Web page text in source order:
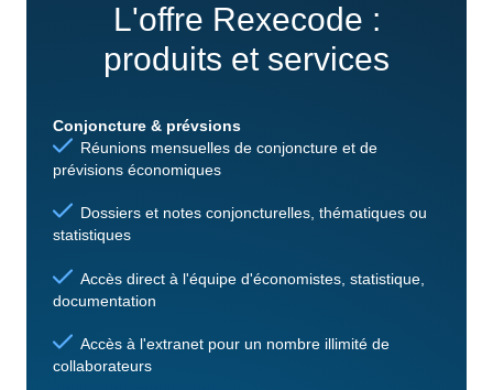
L'offre Rexecode :
produits et services
Conjoncture & prévsions
Réunions mensuelles de conjoncture et de
prévisions économiques
Dossiers et notes conjoncturelles, thématiques ou
statistiques
Accès direct à l'équipe d'économistes, statistique,
documentation
Accès à l'extranet pour un nombre illimité de
collaborateurs